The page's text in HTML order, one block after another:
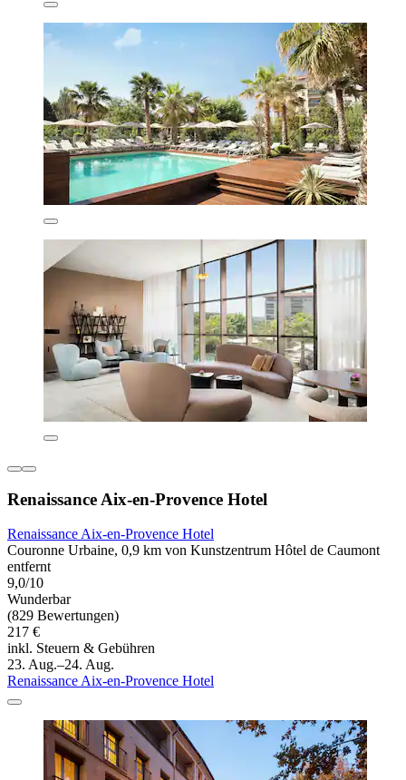
Renaissance Aix-en-Provence Hotel
Renaissance Aix-en-Provence Hotel
Couronne Urbaine, 0,9 km von Kunstzentrum Hôtel de Caumont
entfernt
9,0/10
Wunderbar
(829 Bewertungen)
217 €
inkl. Steuern & Gebühren
23. Aug.–24. Aug.
Renaissance Aix-en-Provence Hotel